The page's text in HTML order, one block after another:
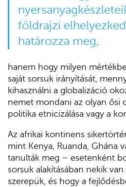
földrajzi
határozza meg,
hanem hogy milyen
saját sorsuk irányítását,
kihasználni a globalizáció
nemet mondani az olyan ősi
politika etnicizálása vagy a
Az afrikai kontinens
mint Kenya, Ruanda, Ghána
tanulták meg – esetenként
sorsuk alakításában nekik
szerepük, és hogy a